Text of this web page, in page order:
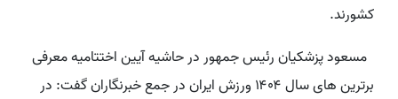
کشورند.
مسعود پزشکیان رئیس جمهور در حاشیه آیین اختتامیه معرفی
برترین های سال ۱۴۰۴ ورزش ایران در جمع خبرنگاران گفت: در